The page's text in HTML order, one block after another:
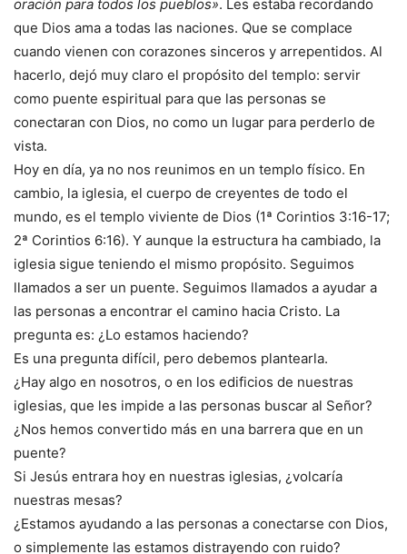
oración para todos los pueblos». Les estaba recordando
que Dios ama a todas las naciones. Que se complace
cuando vienen con corazones sinceros y arrepentidos. Al
hacerlo, dejó muy claro el propósito del templo: servir
como puente espiritual para que las personas se
conectaran con Dios, no como un lugar para perderlo de
vista.
Hoy en día, ya no nos reunimos en un templo físico. En
cambio, la iglesia, el cuerpo de creyentes de todo el
mundo, es el templo viviente de Dios (1ª Corintios 3:16-17;
2ª Corintios 6:16). Y aunque la estructura ha cambiado, la
iglesia sigue teniendo el mismo propósito. Seguimos
llamados a ser un puente. Seguimos llamados a ayudar a
las personas a encontrar el camino hacia Cristo. La
pregunta es: ¿Lo estamos haciendo?
Es una pregunta difícil, pero debemos plantearla.
¿Hay algo en nosotros, o en los edificios de nuestras
iglesias, que les impide a las personas buscar al Señor?
¿Nos hemos convertido más en una barrera que en un
puente?
Si Jesús entrara hoy en nuestras iglesias, ¿volcaría
nuestras mesas?
¿Estamos ayudando a las personas a conectarse con Dios,
o simplemente las estamos distrayendo con ruido?